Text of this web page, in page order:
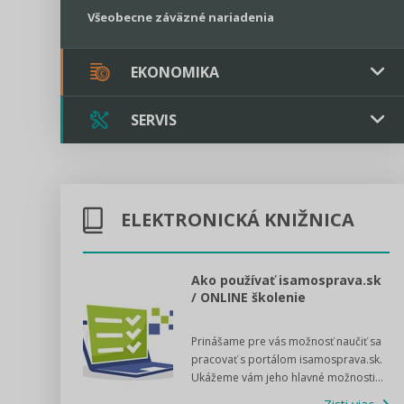
Všeobecne záväzné nariadenia
EKONOMIKA
Verejné obstarávanie
Majetok
Rozpočet
Sociálne podniky
Štátna pomoc
SERVIS
Kontakt
Tlačová agentúra
VIDEO produkcia
ELEKTRONICKÁ KNIŽNICA
Ako používať isamosprava.sk
/ ONLINE školenie
Prinášame pre vás možnosť naučiť sa
pracovať s portálom isamosprava.sk.
Ukážeme vám jeho hlavné možnosti...